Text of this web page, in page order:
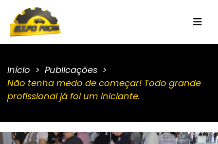
Início
Publicações
Não tenha medo de começar! Todo grande
profissional já foi um iniciante.